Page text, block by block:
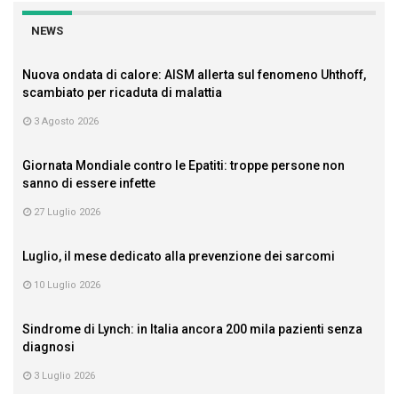
NEWS
Nuova ondata di calore: AISM allerta sul fenomeno Uhthoff,
scambiato per ricaduta di malattia
3 Agosto 2026
Giornata Mondiale contro le Epatiti: troppe persone non
sanno di essere infette
27 Luglio 2026
Luglio, il mese dedicato alla prevenzione dei sarcomi
10 Luglio 2026
Sindrome di Lynch: in Italia ancora 200 mila pazienti senza
diagnosi
3 Luglio 2026